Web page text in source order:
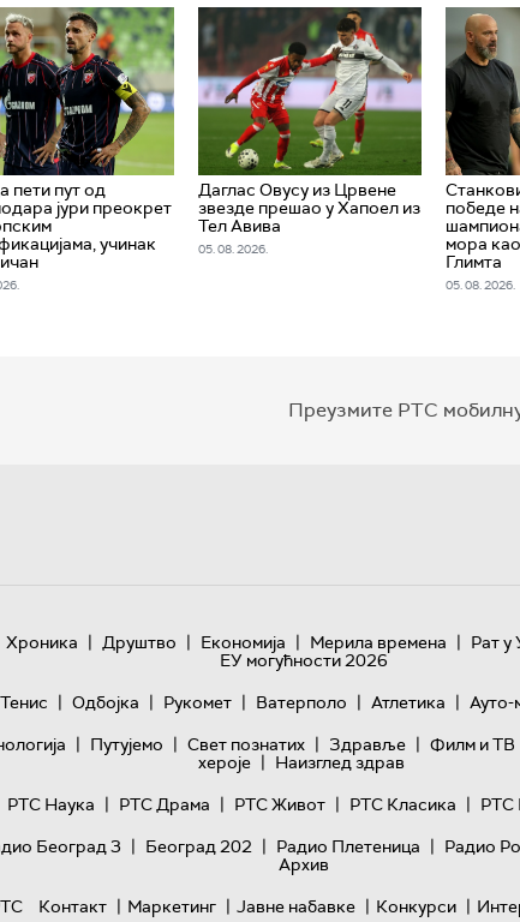
пети пут од
јури преокрет
учинак
Даглас Овусу из Црвене
звезде прешао у Хапоел из
Тел Авива
05. 08. 2026.
победе
мора
Глимта
05. 08. 2026.
Преузмите РТС
Хроника | Друштво | Економија | Мерила времена | Рат у
ЕУ могућности 2026
Тенис | Одбојка | Рукомет | Ватерполо | Атлетика | Ауто-
| Путујемо | Свет познатих | Здравље | Филм и ТВ
хероје | Наизглед здрав
РТС Наука | РТС Драма | РТС Живот | РТС Класика | РТС
Београд 3 | Београд 202 | Радио Плетеница | Радио
Архив
Контакт | Маркетинг | Јавне набавке | Конкурси |